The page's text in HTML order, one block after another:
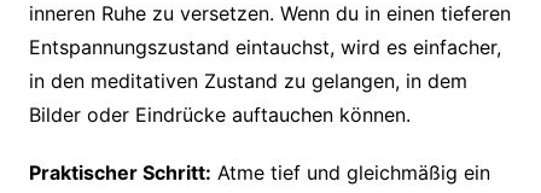
inneren Ruhe zu versetzen. Wenn du in einen tieferen
Entspannungszustand eintauchst, wird es einfacher,
in den meditativen Zustand zu gelangen, in dem
Bilder oder Eindrücke auftauchen können.
Praktischer Schritt: Atme tief und gleichmäßig ein